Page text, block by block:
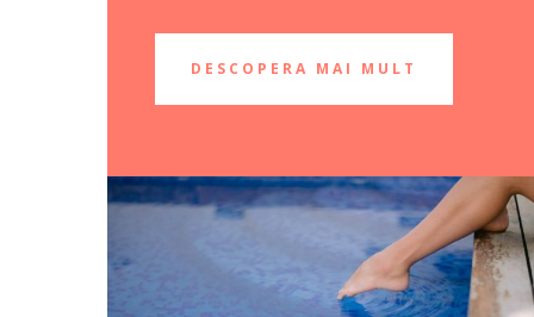
DESCOPERA MAI MULT